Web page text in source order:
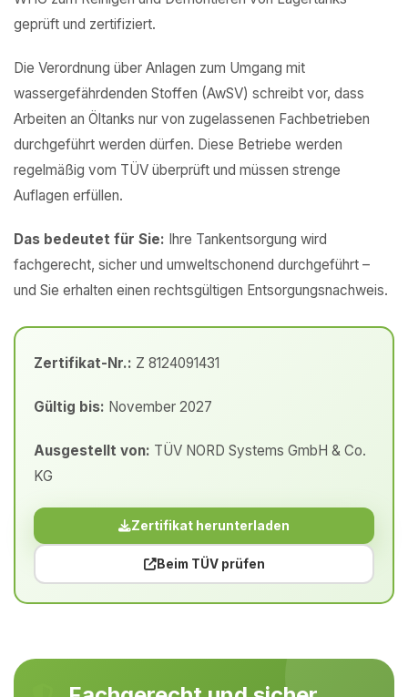
geprüft und zertifiziert.
Die Verordnung über Anlagen zum Umgang mit
wassergefährdenden Stoffen (AwSV) schreibt vor, dass
Arbeiten an Öltanks nur von zugelassenen Fachbetrieben
durchgeführt werden dürfen. Diese Betriebe werden
regelmäßig vom TÜV überprüft und müssen strenge
Auflagen erfüllen.
Das bedeutet für Sie: Ihre Tankentsorgung wird
fachgerecht, sicher und umweltschonend durchgeführt –
und Sie erhalten einen rechtsgültigen Entsorgungsnachweis.
Zertifikat-Nr.: Z 8124091431
Gültig bis: November 2027
Ausgestellt von: TÜV NORD Systems GmbH & Co.
KG
Zertifikat herunterladen
Beim TÜV prüfen